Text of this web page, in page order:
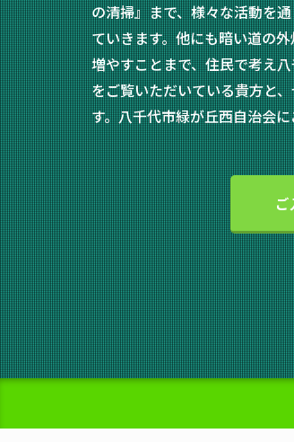
の清掃』まで、様々な活動を
ていきます。他にも暗い道の
増やすことまで、住民で考え
をご覧いただいている貴方と
す。八千代市緑が丘西自治会